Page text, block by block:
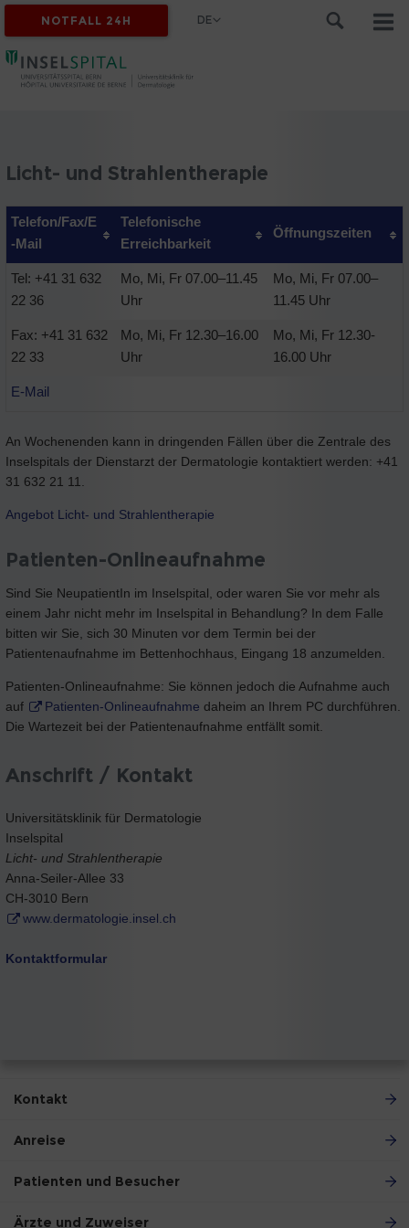
NOTFALL 24H DE
Licht- und Strahlentherapie
Telefon/Fax/E
-Mail
Telefonische
Erreichbarkeit
Öffnungszeiten
Tel: +41 31 632
22 36
Mo, Mi, Fr 07.00–11.45
Uhr
Mo, Mi, Fr 07.00–
11.45 Uhr
Fax: +41 31 632
22 33
Mo, Mi, Fr 12.30–16.00
Uhr
Mo, Mi, Fr 12.30-
16.00 Uhr
E-Mail
An Wochenenden kann in dringenden Fällen über die Zentrale des
Inselspitals der Dienstarzt der Dermatologie kontaktiert werden: +41
31 632 21 11.
Angebot Licht- und Strahlentherapie
Patienten-Onlineaufnahme
Sind Sie NeupatientIn im Inselspital, oder waren Sie vor mehr als
einem Jahr nicht mehr im Inselspital in Behandlung? In dem Falle
bitten wir Sie, sich 30 Minuten vor dem Termin bei der
Patientenaufnahme im Bettenhochhaus, Eingang 18 anzumelden.
Patienten-Onlineaufnahme: Sie können jedoch die Aufnahme auch
auf
Patienten-Onlineaufnahme daheim an Ihrem PC durchführen.
Die Wartezeit bei der Patientenaufnahme entfällt somit.
Anschrift / Kontakt
Universitätsklinik für Dermatologie
Inselspital
Licht- und Strahlentherapie
Anna-Seiler-Allee 33
CH-3010 Bern
www.dermatologie.insel.ch
Kontaktformular
Kontakt
Anreise
Patienten und Besucher
Ärzte und Zuweiser